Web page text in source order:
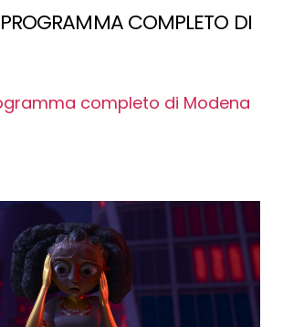
COMPLETO DI
completo di Modena